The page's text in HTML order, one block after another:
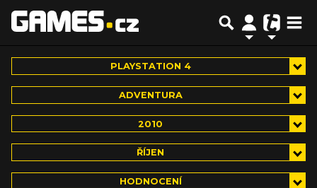
PLAYSTATION 4
ADVENTURA
2010
ŘÍJEN
HODNOCENÍ